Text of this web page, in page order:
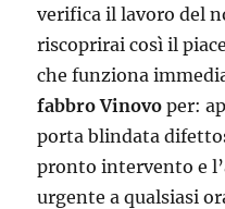
verifica il lavoro del
riscoprirai così il
che funziona
fabbro Vinovo per:
porta blindata
pronto intervento e
urgente a qualsiasi